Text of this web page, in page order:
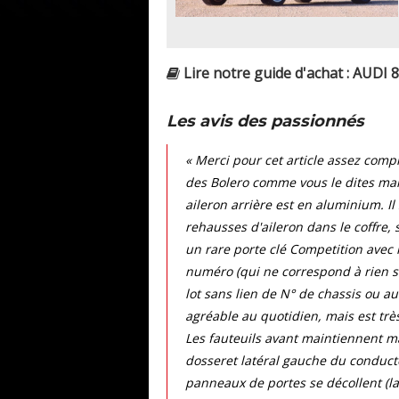
Lire notre guide d'achat : AUDI
Les avis des passionnés
« Merci pour cet article assez
des Bolero comme vous le dites
aileron arrière est en aluminium.
rehausses d'aileron dans le coffre,
un rare porte clé Competition
numéro (qui ne correspond à rien
lot sans lien de N° de chassis ou
agréable au quotidien, mais est
Les fauteuils avant maintiennent
dosseret latéral gauche du
panneaux de portes se décollent